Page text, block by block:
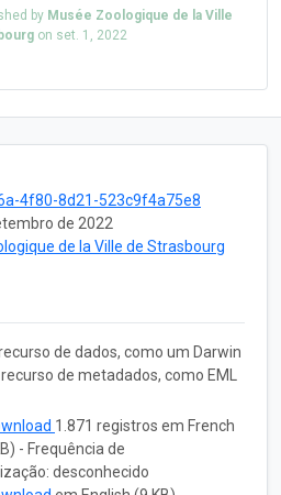
by Musée Zoologique de la Ville
on set. 1, 2022
4f80-8d21-523c9f4a75e8
de 2022
de la Ville de Strasbourg
de dados, como um Darwin
de metadados, como EML
1.871 registros em French
- Frequência de
desconhecido